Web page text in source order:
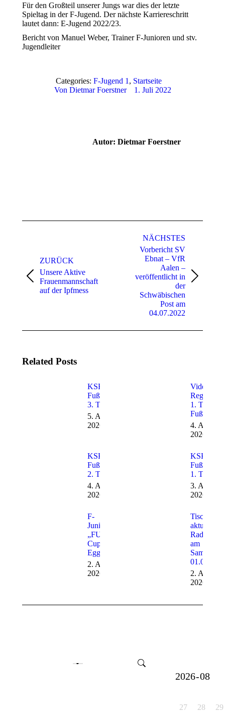
Für den Großteil unserer Jungs war dies der letzte
Spieltag in der F-Jugend. Der nächste Karriereschritt
lautet dann: E-Jugend 2022/23.
Bericht von Manuel Weber, Trainer F-Junioren und stv.
Jugendleiter
Categories: F-Jugend 1 , Startseite
Von Dietmar Foerstner 1. Juli 2022
Autor: Dietmar Foerstner
ZURÜCK
Vorheriger
Beitrag:
Unsere Aktive
Frauenmannschaft
auf der Ipfmess
NÄCHSTES
Nächster
Vorbericht SV
Ebnat – VfR
Aalen –
veröffentlicht in
der
Schwäbischen
Post am
04.07.2022
Related Posts
KSK-SVE
Fußballcamp
3. Tag
5. August
2026
Video von
Regio TV
1. Tag
4. August
2026
KSK-SVE
Fußballcamp
2. Tag
4. August
2026
KSK-SVE
1. Tag
3. August
2026
F-
Junioren –
„FUNino“
Cup in
Eggenrot
2. August
2026
aktuell –
Radtour
am
Samstag,
2. August
2026
27 28 29